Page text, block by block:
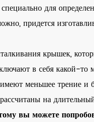
для
придется
крышек,
в себя какой-то
меньшее трение и
на
вы можете